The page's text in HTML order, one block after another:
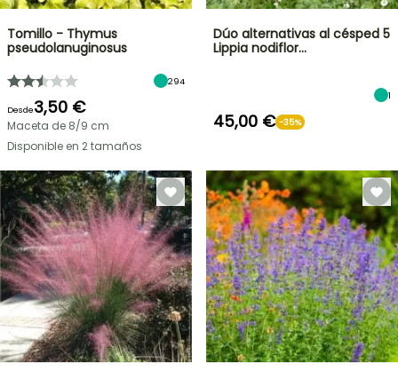
Tomillo - Thymus
pseudolanuginosus
294
Desde3,50 €
Maceta de 8/9 cm
Disponible en 2 tamaños
Dúo alternativas al césped 5
Lippia nodiflor…
1
45,00 € -35%